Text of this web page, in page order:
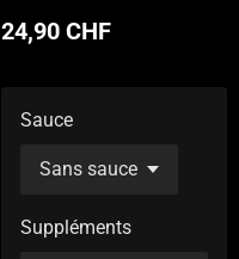
24,90 CHF
Sauce
Suppléments